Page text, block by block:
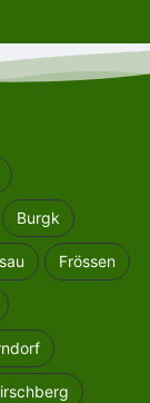
Burgk
Frössen